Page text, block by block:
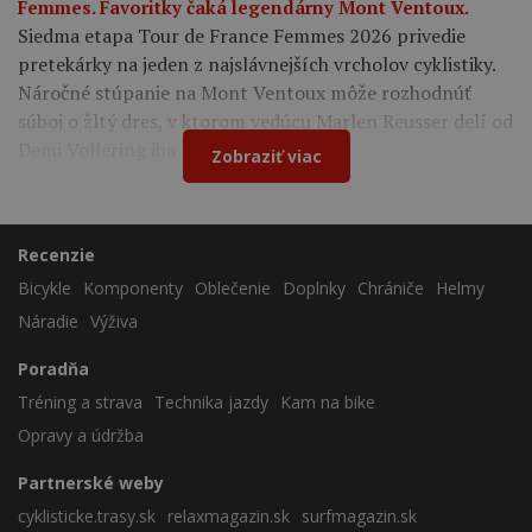
Femmes. Favoritky čaká legendárny Mont Ventoux.
Siedma etapa Tour de France Femmes 2026 privedie
pretekárky na jeden z najslávnejších vrcholov cyklistiky.
Náročné stúpanie na Mont Ventoux môže rozhodnúť
súboj o žltý dres, v ktorom vedúcu Marlen Reusser delí od
Demi Vollering iba 12 sekúnd.
Zobraziť viac
Recenzie
Bicykle
Komponenty Oblečenie Doplnky Chrániče
Helmy
Náradie Výživa
Poradňa
Tréning a strava
Technika jazdy
Kam na bike
Opravy a údržba
Partnerské weby
cyklisticke.trasy.sk relaxmagazin.sk surfmagazin.sk